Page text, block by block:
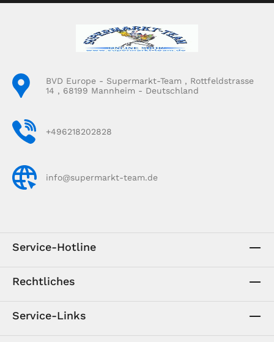
BVD Europe - Supermarkt-Team , Rottfeldstrasse
14 , 68199 Mannheim - Deutschland
+496218202828
info@supermarkt-team.de
Service-Hotline
Rechtliches
Service-Links